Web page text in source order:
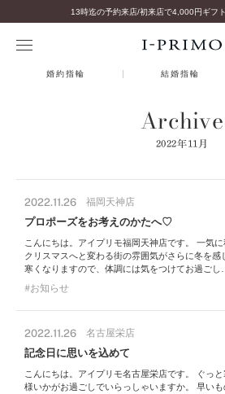
婚約指輪 結婚指輪
Archive
2022年11月
2022.11.26 福岡天神店
プロポーズをお考えのかたへ♡
こんにちは。アイプリモ福岡天神店です。 一気
クリスマスへと変わる街の雰囲気がさらに冬を感
寒くなりますので、体調には気をつけてお過ごし…
お知らせ
2022.11.26 名古屋栄店
記念日に思いを込めて
こんにちは。アイプリモ名古屋栄店です。 ぐっ
様いかがお過ごしでいらっしゃいますか。 早い